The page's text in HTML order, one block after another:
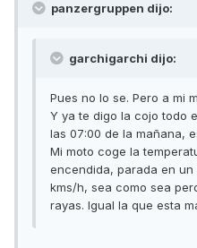
panzergruppen dijo:
garchigarchi dijo:
Pues no lo se. Pero a mi
Y ya te digo la cojo todo
las 07:00 de la mañana,
Mi moto coge la
encendida, parada en un
kms/h, sea como sea
rayas. Igual la que esta